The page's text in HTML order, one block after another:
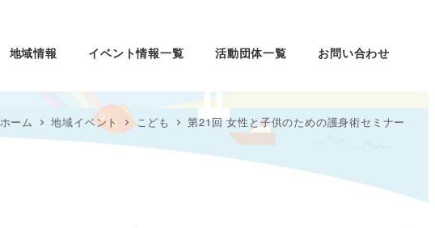
地域情報 イベント情報一覧 活動団体一覧 お問い合わせ
ホーム 地域イベント こども 第21回 女性と子供のための護身術セミナー